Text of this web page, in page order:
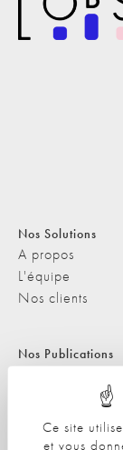
Ce site
et vous
Nos Solutions
A propos
L'équipe
Nos clients
Nos Publications
Les Podcasts de
L'ObSoCo dans